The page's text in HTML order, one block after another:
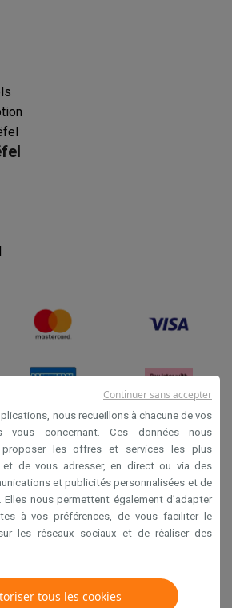
générales de vente
Privacy
Disclaimer
Cookies
44 - Industriezone 4 "T Sas",
Humbeek, België
nous recueillons à chacune de vos
vous concernant. Ces données nous
les offres et services les plus
et de vous adresser, en direct ou via des
et publicités personnalisées et de
Elles nous permettent également d’adapter
à vos préférences, de vous faciliter le
les réseaux sociaux et de réaliser des
tous les cookies
Continuer sans accepter